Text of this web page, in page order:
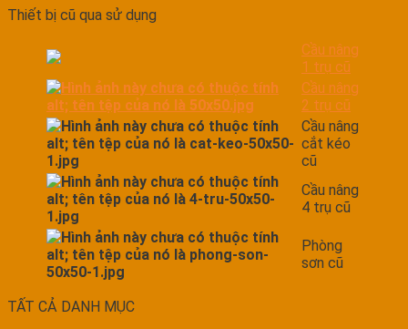
Thiết bị cũ qua sử dụng
Cầu nâng
1 trụ cũ
Cầu nâng
2 trụ cũ
Cầu nâng
cắt kéo
cũ
Cầu nâng
4 trụ cũ
Phòng
sơn cũ
TẤT CẢ DANH MỤC